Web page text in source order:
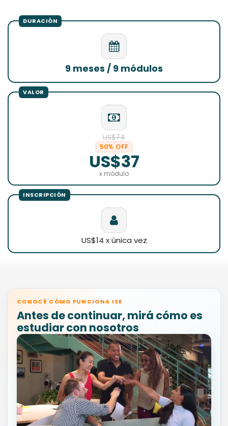
9 meses / 9 módulos
US$74
50% OFF
US$37
x módulo
US$14 x única vez
CONOCÉ CÓMO FUNCIONA ISE
Antes de continuar, mirá cómo es
estudiar con nosotros